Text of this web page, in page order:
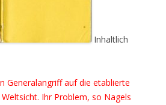
Inhaltlich
Generalangriff auf die etablierte
Ihr Problem, so Nagels